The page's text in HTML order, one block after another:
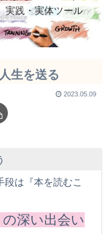
実践・実体ツール
生を送る
2023.05.09
は『本を読むこ
の深い出会い